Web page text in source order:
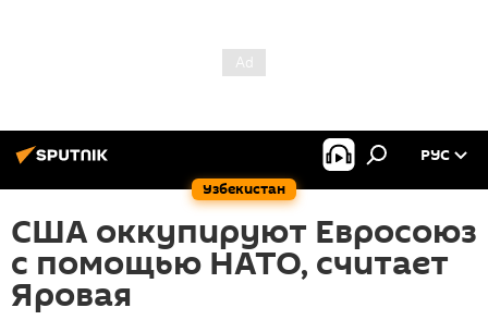
Узбекистан
РУС
США оккупируют Евросоюз
с помощью НАТО, считает
Яровая